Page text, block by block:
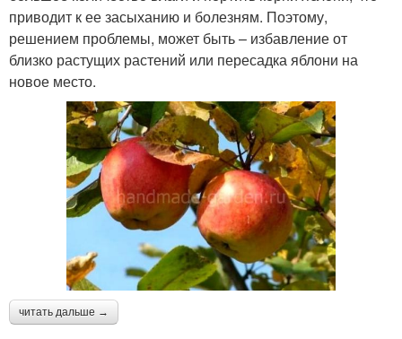
приводит к ее засыханию и болезням. Поэтому,
решением проблемы, может быть – избавление от
близко растущих растений или пересадка яблони на
новое место.
читать дальше →